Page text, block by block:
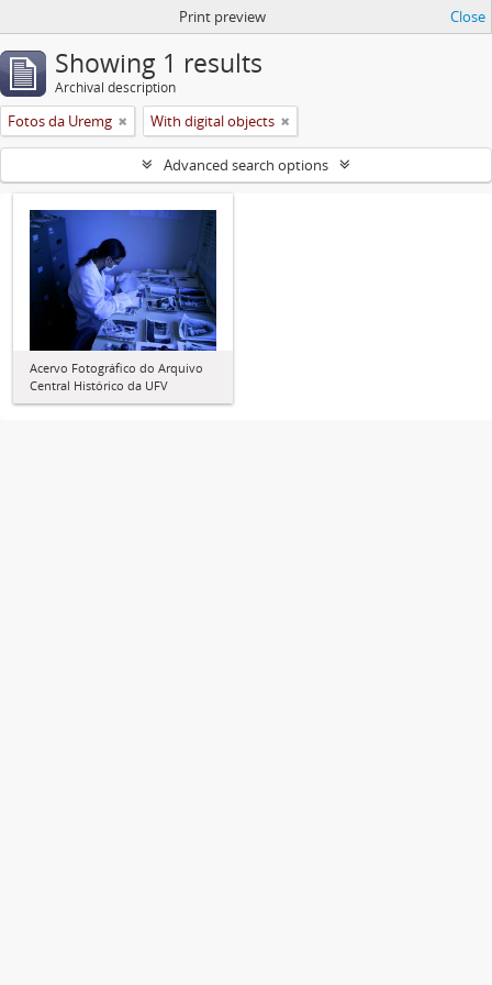
Print preview Close
Showing 1 results
Archival description
Fotos da Uremg With digital objects
Advanced search options
Acervo Fotográfico do Arquivo
Central Histórico da UFV